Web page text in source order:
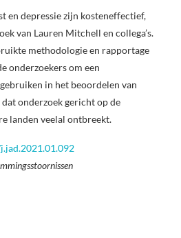
en depressie zijn kosteneffectief,
van Lauren Mitchell en collega’s.
methodologie en rapportage
onderzoekers om een
in het beoordelen van
dat onderzoek gericht op de
landen veelal ontbreekt.